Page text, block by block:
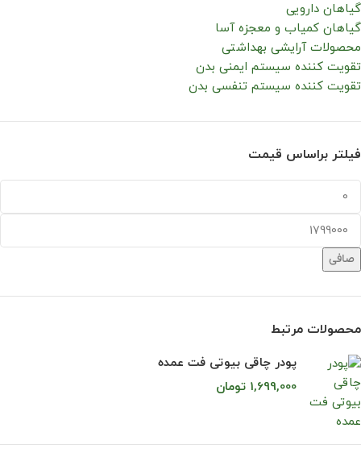
گیاهان دارویی
گیاهان کمیاب و معجزه آسا
محصولات آرایشی بهداشتی
تقویت کننده سیستم ایمنی بدن
تقویت کننده سیستم تنفسی بدن
فیلتر براساس قیمت
صافی
محصولات مرتبط
پودر چاقی بیوتی فت عمده
1,699,000 تومان